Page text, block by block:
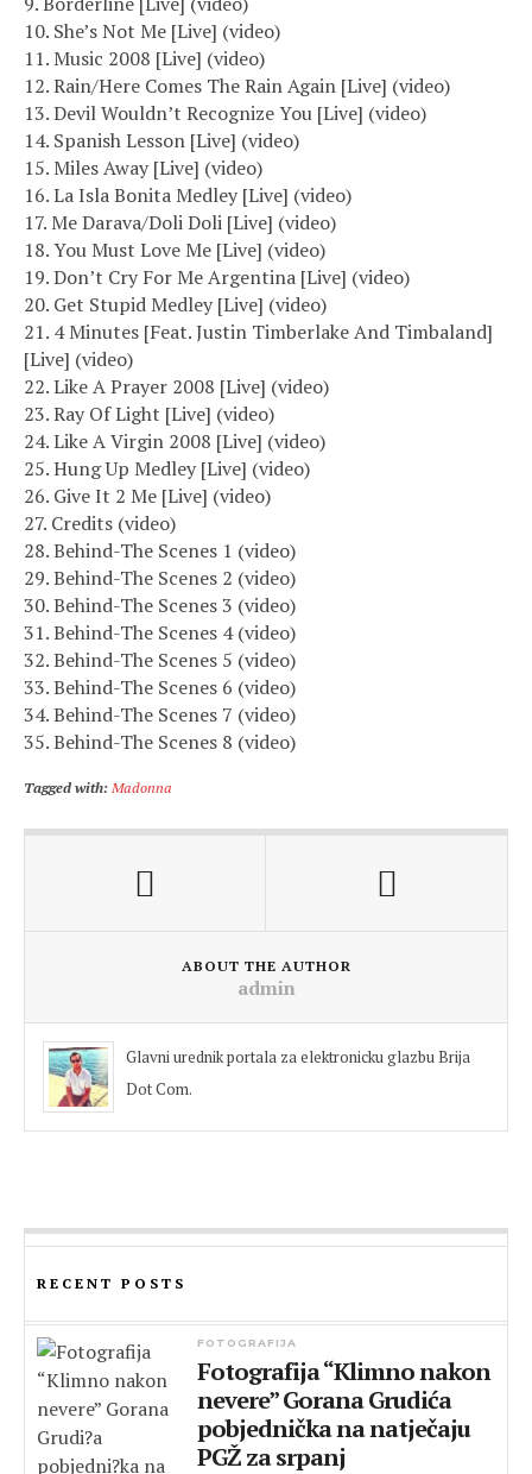
10. She’s Not Me [Live] (video)
11. Music 2008 [Live] (video)
12. Rain/Here Comes The Rain Again [Live] (video)
13. Devil Wouldn’t Recognize You [Live] (video)
14. Spanish Lesson [Live] (video)
15. Miles Away [Live] (video)
16. La Isla Bonita Medley [Live] (video)
17. Me Darava/Doli Doli [Live] (video)
18. You Must Love Me [Live] (video)
19. Don’t Cry For Me Argentina [Live] (video)
20. Get Stupid Medley [Live] (video)
21. 4 Minutes [Feat. Justin Timberlake And Timbaland]
[Live] (video)
22. Like A Prayer 2008 [Live] (video)
23. Ray Of Light [Live] (video)
24. Like A Virgin 2008 [Live] (video)
25. Hung Up Medley [Live] (video)
26. Give It 2 Me [Live] (video)
27. Credits (video)
28. Behind-The Scenes 1 (video)
29. Behind-The Scenes 2 (video)
30. Behind-The Scenes 3 (video)
31. Behind-The Scenes 4 (video)
32. Behind-The Scenes 5 (video)
33. Behind-The Scenes 6 (video)
34. Behind-The Scenes 7 (video)
35. Behind-The Scenes 8 (video)
Tagged with: Madonna
ABOUT THE AUTHOR
admin
Glavni urednik portala za elektronicku glazbu Brija
Dot Com.
RECENT POSTS
FOTOGRAFIJA
Fotografija “Klimno nakon
nevere” Gorana Grudića
pobjednička na natječaju
PGŽ za srpanj